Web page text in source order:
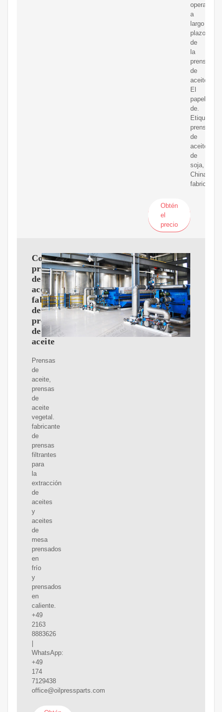
operación
a
largo
plazo.
de
la
prensa
de
aceite
El
papel
de.
Etiqueta:
prensa
de
aceite
de
soja,
China,
fabricantes
Obtén
el
precio
Comprar
prensa
de
aceite,
fabricante
de
prensas
de
aceite
Prensas
de
aceite,
prensas
de
aceite
vegetal.
fabricante
de
prensas
filtrantes
para
la
extracción
de
aceites
y
aceites
de
mesa
prensados
en
frío
y
prensados
en
caliente.
+49
2163
8883626
WhatsApp:
+49
174
7129438
office@oilpressparts.com